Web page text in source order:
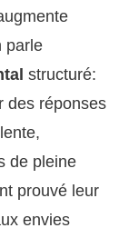
parle
structuré:
des réponses
de pleine
prouvé leur
envies